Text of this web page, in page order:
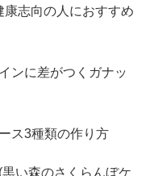
康志向の人におすすめ
ンに差がつくガナッ
ス3種類の作り方
い森のさくらんぼケ